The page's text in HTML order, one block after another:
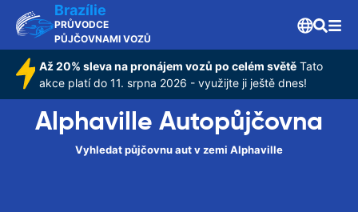
Brazílie
PRŮVODCE
PŮJČOVNAMI VOZŮ
Až 20% sleva na pronájem vozů po celém světě Tato
akce platí do 11. srpna 2026 - využijte ji ještě dnes!
Alphaville Autopůjčovna
Vyhledat půjčovnu aut v zemi Alphaville